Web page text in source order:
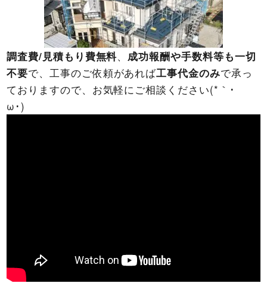
調査費/見積もり費無料、 成功報酬や手数料等も一切
不要で、工事のご依頼があれば工事代金のみで承っ
ておりますので、お気軽にご相談ください(*｀･
ω･)ゞ